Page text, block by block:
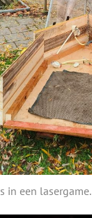
in een lasergame.